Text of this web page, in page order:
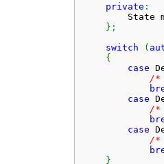
private :
State
} ;
switch
(
{
case
/*
case
/*
case
/*
}